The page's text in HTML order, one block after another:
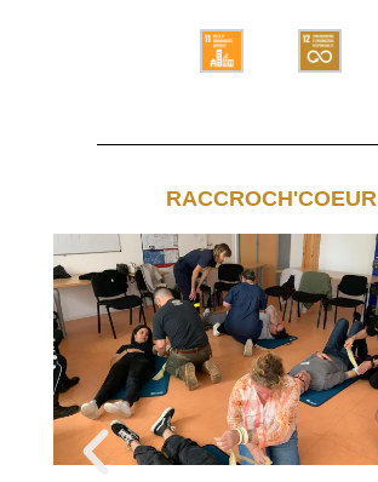
RACCROCH'COEUR